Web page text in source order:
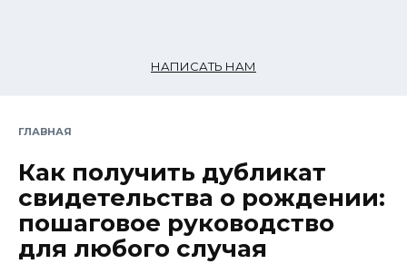
НАПИСАТЬ НАМ
ГЛАВНАЯ
Как получить дубликат
свидетельства о рождении:
пошаговое руководство
для любого случая